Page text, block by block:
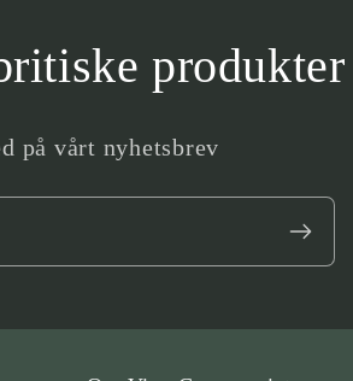
produkter
på vårt nyhetsbrev